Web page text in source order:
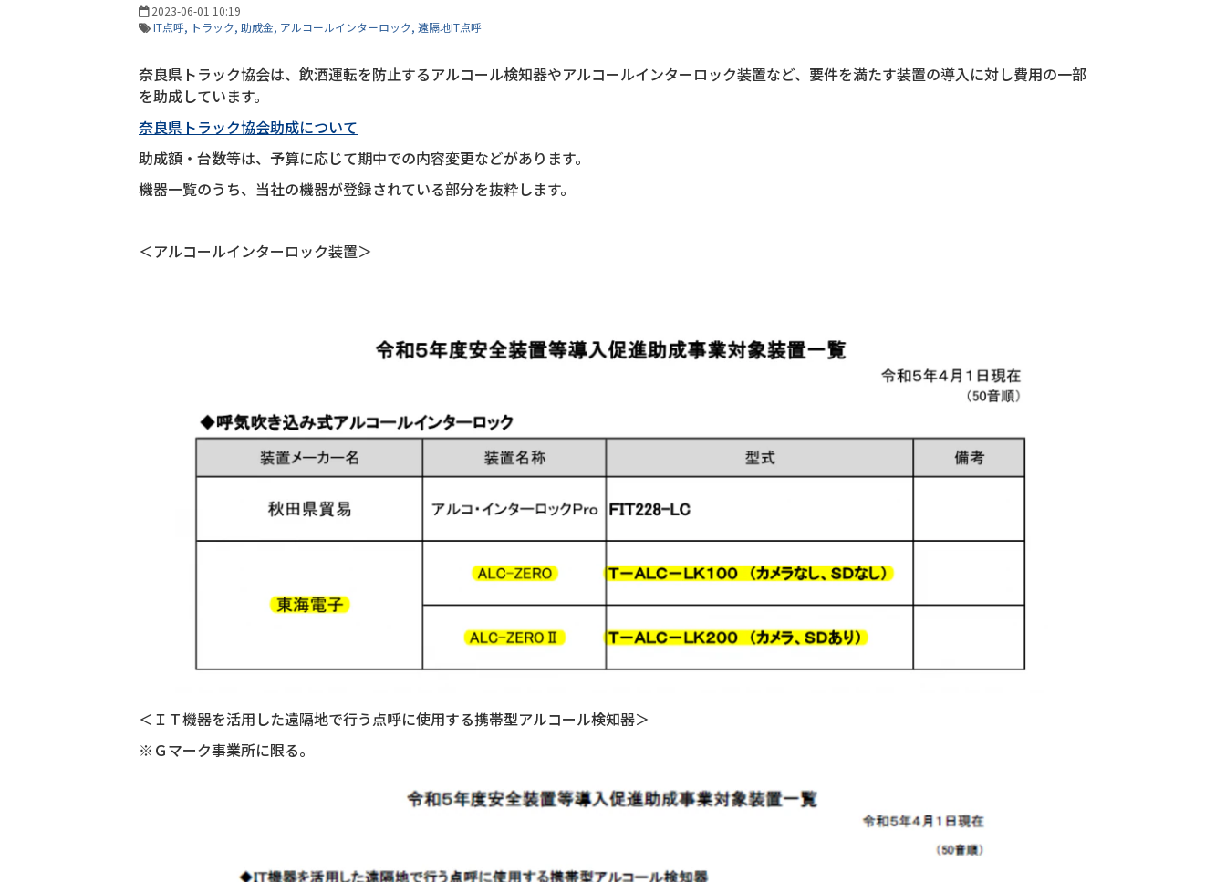
2023-06-01 10:19
IT点呼 トラック 助成金 アルコールインターロック 遠隔地IT点呼
奈良県トラック協会は、飲酒運転を防止するアルコール検知器やアルコールインターロック装置など、要件を満たす装置の導入に対し費用の一部
を助成しています。
奈良県トラック協会助成について
助成額・台数等は、予算に応じて期中での内容変更などがあります。
機器一覧のうち、当社の機器が登録されている部分を抜粋します。
＜アルコールインターロック装置＞
＜ＩＴ機器を活用した遠隔地で行う点呼に使用する携帯型アルコール検知器＞
※Ｇマーク事業所に限る。